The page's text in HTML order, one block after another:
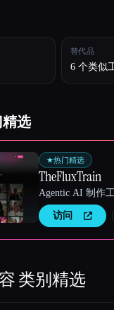
替代品
6 个类似
精选
★热门精选
TheFluxTrain
Agentic AI 制作
访问
类别精选